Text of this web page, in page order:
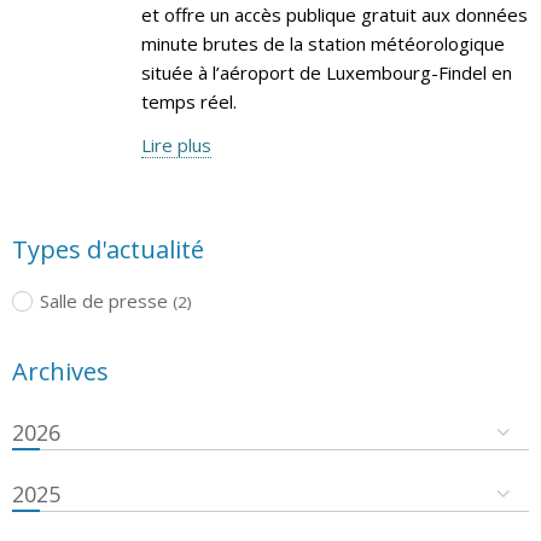
et offre un accès publique gratuit aux données
minute brutes de la station météorologique
située à l’aéroport de Luxembourg-Findel en
temps réel.
Lire plus
Types d'actualité
Salle de presse (2)
Archives
2026
2025